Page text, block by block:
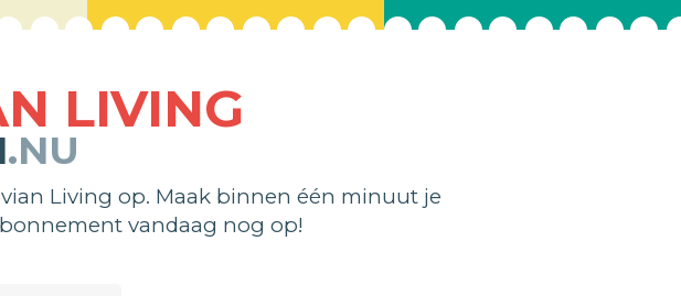
LIVING
.NU
Living op. Maak binnen één minuut je
vandaag nog op!